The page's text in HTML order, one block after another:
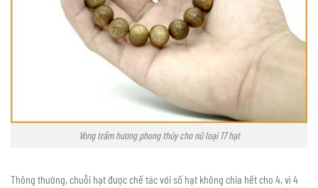
Vòng trầm hương phong thủy cho nữ loại 17 hạt
Thông thường, chuỗi hạt được chế tác với số hạt không chia hết cho 4, vì 4